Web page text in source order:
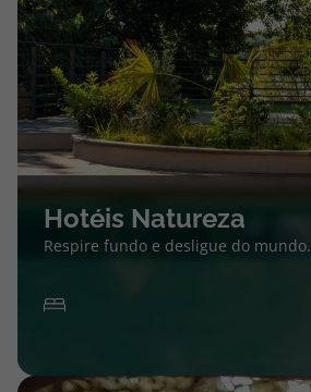
Hotéis Natureza
Respire fundo e desligue do mundo.